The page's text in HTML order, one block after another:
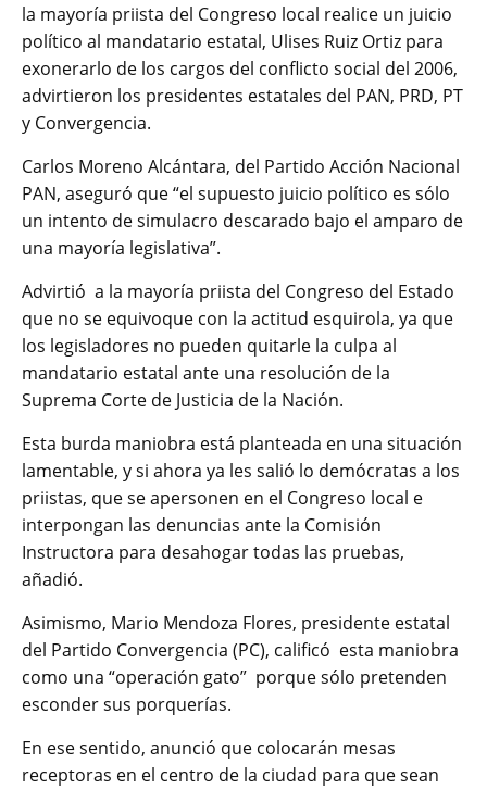
la mayoría priista del Congreso local realice un juicio
político al mandatario estatal, Ulises Ruiz Ortiz para
exonerarlo de los cargos del conflicto social del 2006,
advirtieron los presidentes estatales del PAN, PRD, PT
y Convergencia.
Carlos Moreno Alcántara, del Partido Acción Nacional
PAN, aseguró que “el supuesto juicio político es sólo
un intento de simulacro descarado bajo el amparo de
una mayoría legislativa”.
Advirtió a la mayoría priista del Congreso del Estado
que no se equivoque con la actitud esquirola, ya que
los legisladores no pueden quitarle la culpa al
mandatario estatal ante una resolución de la
Suprema Corte de Justicia de la Nación.
Esta burda maniobra está planteada en una situación
lamentable, y si ahora ya les salió lo demócratas a los
priistas, que se apersonen en el Congreso local e
interpongan las denuncias ante la Comisión
Instructora para desahogar todas las pruebas,
añadió.
Asimismo, Mario Mendoza Flores, presidente estatal
del Partido Convergencia (PC), calificó esta maniobra
como una “operación gato” porque sólo pretenden
esconder sus porquerías.
En ese sentido, anunció que colocarán mesas
receptoras en el centro de la ciudad para que sean